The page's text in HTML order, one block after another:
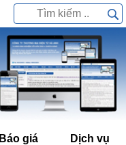
Báo giá Dịch vụ